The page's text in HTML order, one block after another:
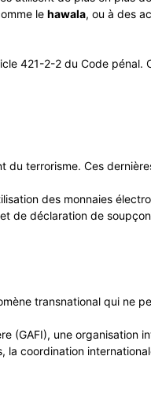
le hawala, ou à des
421-2-2 du Code pénal.
du terrorisme. Ces
des monnaies
de déclaration de
transnational qui ne
(GAFI), une organisation
coordination